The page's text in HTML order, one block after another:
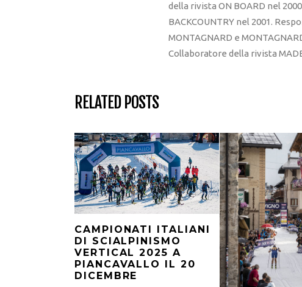
della rivista ON BOARD nel
BACKCOUNTRY nel 2001.
MONTAGNARD e
Collaboratore della rivista
RELATED POSTS
CAMPIONATI ITALIANI
DI SCIALPINISMO
VERTICAL 2025 A
PIANCAVALLO IL 20
DICEMBRE